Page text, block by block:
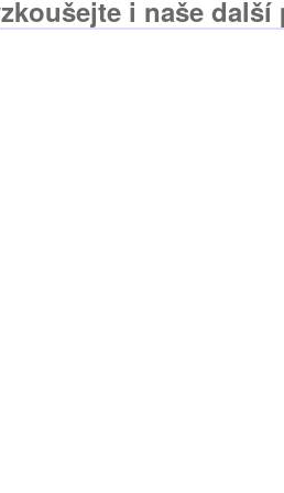
i naše další